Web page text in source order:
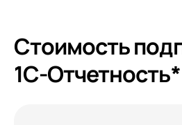
Стоимость
1С-